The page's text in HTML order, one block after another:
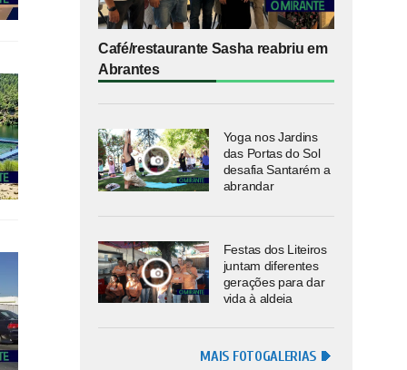
Café/restaurante Sasha reabriu em
Abrantes
Yoga nos Jardins
das Portas do Sol
desafia Santarém a
abrandar
Festas dos Liteiros
juntam diferentes
gerações para dar
vida à aldeia
MAIS FOTOGALERIAS